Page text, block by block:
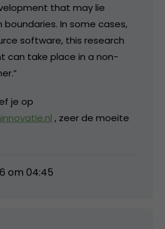
that may lie
In some cases,
software, this research
can take place in a non-
je op
, zeer de moeite
om 04:45